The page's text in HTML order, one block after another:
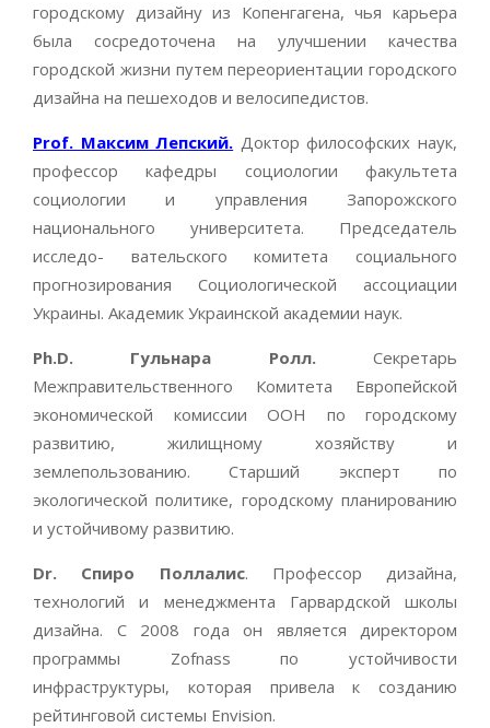
городскому дизайну из Копенгагена, чья карьера
была сосредоточена на улучшении качества
городской жизни путем переориентации городского
дизайна на пешеходов и велосипедистов.
Prof. Максим Лепский. Доктор философских наук,
профессор кафедры социологии факультета
социологии и управления Запорожского
национального университета. Председатель
исследо- вательского комитета социального
прогнозирования Социологической ассоциации
Украины. Академик Украинской академии наук.
Ph.D. Гульнара Ролл.Секретарь
Межправительственного Комитета Европейской
экономической комиссии ООН по городскому
развитию, жилищному хозяйству и
землепользованию. Старший эксперт по
экологической политике, городскому планированию
и устойчивому развитию.
Dr. Спиро Поллалис. Профессор дизайна,
технологий и менеджмента Гарвардской школы
дизайна. С 2008 года он является директором
программы Zofnass по устойчивости
инфраструктуры, которая привела к созданию
рейтинговой системы Envision.